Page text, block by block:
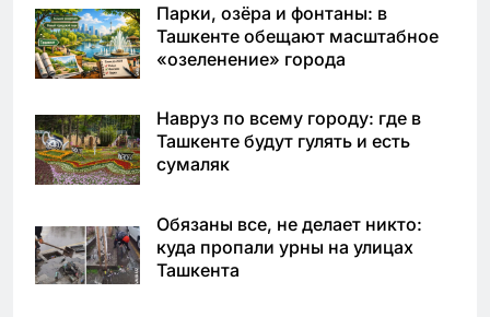
Парки, озёра и фонтаны: в
Ташкенте обещают масштабное
«озеленение» города
Навруз по всему городу: где в
Ташкенте будут гулять и есть
сумаляк
Обязаны все, не делает никто:
куда пропали урны на улицах
Ташкента